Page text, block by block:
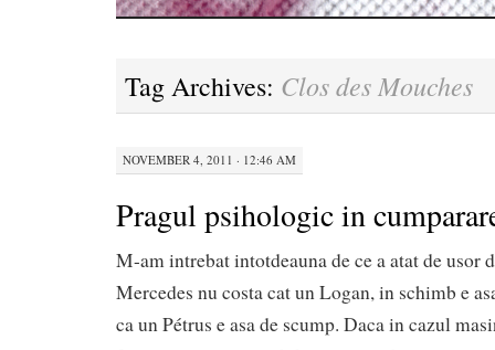
Tag Archives: Clos des Mouches
NOVEMBER 4, 2011 · 12:46 AM
Pragul psihologic in
M-am intrebat intotdeauna de ce a atat de usor
Mercedes nu costa cat un Logan, in schimb e
ca un Pétrus e asa de scump. Daca in cazul